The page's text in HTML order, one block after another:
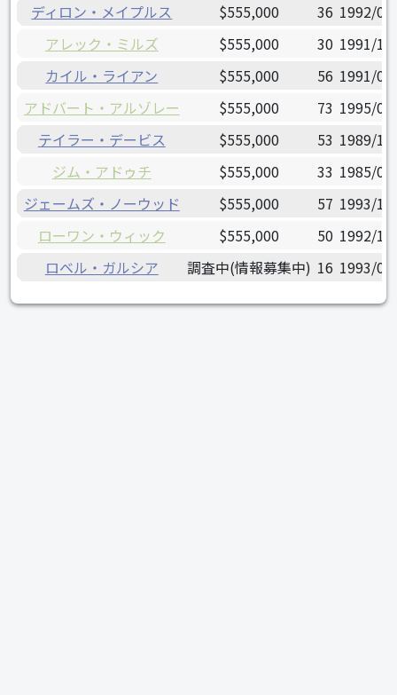
ディロン・メイプルス
$555,000 36 1992/
アレック・ミルズ
$555,000 30 1991/
カイル・ライアン
$555,000 56 1991/
アドバート・アルゾレー
$555,000 73 1995/
テイラー・デービス
$555,000 53 1989/
ジム・アドゥチ
$555,000 33 1985/
ジェームズ・ノーウッド
$555,000 57 1993/
ローワン・ウィック
$555,000 50 1992/
ロベル・ガルシア
調査中(情報募集中) 16 1993/